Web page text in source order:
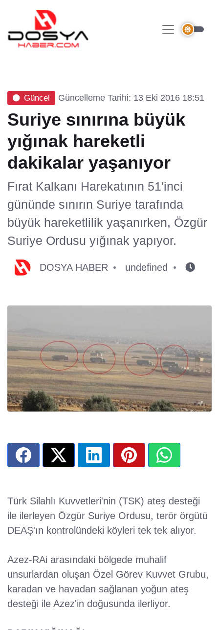
Güncel Güncelleme Tarihi: 13 Eki 2016 18:51
Suriye sınırına büyük
yığınak hareketli
dakikalar yaşanıyor
Fırat Kalkanı Harekatının 51'inci
gününde sınırın Suriye tarafında
büyük hareketlilik yaşanırken, Özgür
Suriye Ordusu yığınak yapıyor.
DOSYA HABER undefined
Türk Silahlı Kuvvetleri'nin (TSK) ateş desteği
ile ilerleyen Özgür Suriye Ordusu, terör örgütü
DEAŞ'ın kontrolündeki köyleri tek tek alıyor.
Azez-RAi arasındaki bölgede muhalif
unsurlardan oluşan Özel Görev Kuvvet Grubu,
karadan ve havadan sağlanan yoğun ateş
desteği ile Azez'in doğusunda ilerliyor.